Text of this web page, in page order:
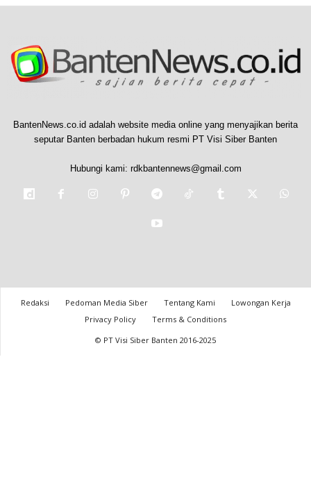
BantenNews.co.id adalah website media online yang menyajikan berita
seputar Banten berbadan hukum resmi PT Visi Siber Banten
Hubungi kami: rdkbantennews@gmail.com
Redaksi Pedoman Media Siber Tentang Kami
Lowongan Kerja
Privacy Policy
Terms & Conditions
© PT Visi Siber Banten 2016-2025